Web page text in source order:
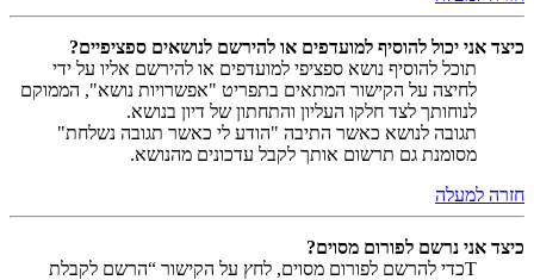
כיצד אני יכול להוסיף למועדפים או להירשם לנושאים ספציפיים?
תוכל להוסיף נושא ספציפי למועדפים או להירשם אליו על ידי
לחיצה על הקישור המתאים בתפריט "אפשרויות נושא", הממוקם
לנוחותך לצד חלקו העליון והתחתון של דיון בנושא.
תגובה לנושא כאשר התיבה "הודע לי כאשר תגובה נשלחת"
מסומנת גם תרשום אותך לקבל עדכונים מהנושא.
חזרה למעלה
כיצד אני נרשם לפורום מסוים?
Tכדי להרשם לפורום מסוים, לחץ על הקישור “הרשם לקבלת